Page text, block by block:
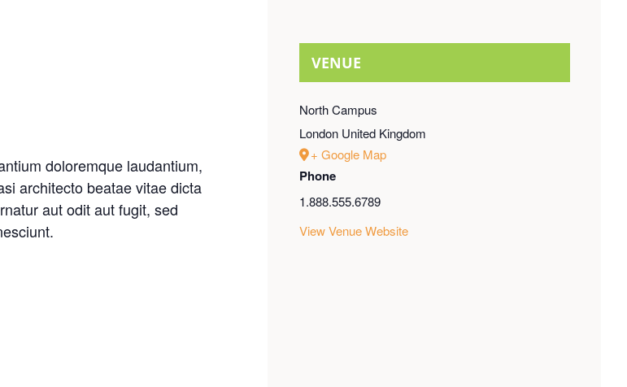
doloremque laudantium,
architecto beatae vitae dicta
aut odit aut fugit, sed
VENUE
North Campus
London United Kingdom
+ Google Map
Phone
1.888.555.6789
View Venue Website